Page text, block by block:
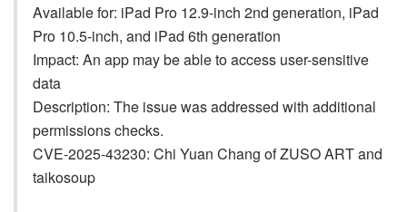
Available for: iPad Pro 12.9-inch 2nd generation, iPad
Pro 10.5-inch, and iPad 6th generation
Impact: An app may be able to access user-sensitive
data
Description: The issue was addressed with additional
permissions checks.
CVE-2025-43230: Chi Yuan Chang of ZUSO ART and
taikosoup